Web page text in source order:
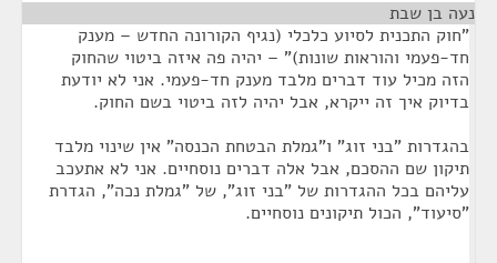
נעה בן שבת
"חוק התכנית לסיוע כלכלי (נגיף הקורונה החדש – מענק
חד-פעמי והוראות שונות)" – יהיה פה איזה ביטוי שהחוק
הזה מכיל עוד דברים מלבד מענק חד-פעמי. אני לא יודעת
בדיוק איך זה ייקרא, אבל יהיה לזה ביטוי בשם החוק.
בהגדרות "בני זוג" ו"גמלת הבטחת הכנסה" אין שינוי מלבד
תיקון שם ההסכם, אבל אלה דברים נוסחיים. אני לא אתעכב
עליהם בכל ההגדרות של "בני זוג", של "גמלת נכה", הגדרת
"סיעוד", הכול תיקונים נוסחיים.